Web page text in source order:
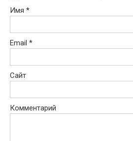
Имя *
Email *
Сайт
Комментарий